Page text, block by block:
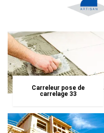
Carreleur pose de
carrelage 33